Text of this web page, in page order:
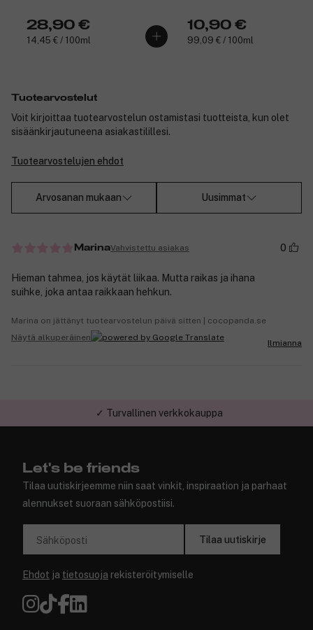
28,90 €
14,45 € / 100ml
10,90 €
99,09 € / 100ml
Tuotearvostelut
Voit kirjoittaa tuotearvostelun ostamistasi tuotteista, kun olet
sisäänkirjautuneena asiakastilillesi.
Tuotearvostelujen ehdot
Arvosanan mukaan Uusimmat
MarinaVahvistettu asiakas 0
Hieman tahmea, jos käytät liikaa. Mutta raikas ja ihana
suihke, joka antaa raikkaan hehkun.
Marina on jättänyt tuotearvostelun päivä sitten | cocopanda.se
Näytä alkuperäinen
Ilmianna
✓ Turvallinen verkkokauppa
Let's be friends
Tilaa uutiskirjeemme niin saat vinkit, inspiraation ja parhaat
alennukset suoraan sähköpostiisi.
Sähköposti Tilaa uutiskirje
Ehdot ja tietosuoja rekisteröitymiselle